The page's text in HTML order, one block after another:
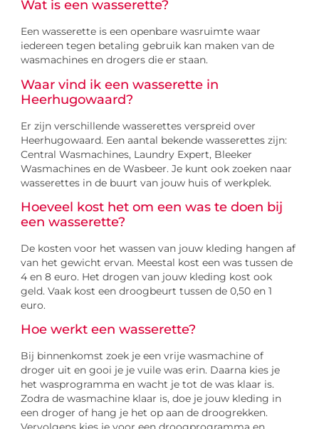
Wat is een wasserette?
Een wasserette is een openbare wasruimte waar
iedereen tegen betaling gebruik kan maken van de
wasmachines en drogers die er staan.
Waar vind ik een wasserette in
Heerhugowaard?
Er zijn verschillende wasserettes verspreid over
Heerhugowaard. Een aantal bekende wasserettes zijn:
Central Wasmachines, Laundry Expert, Bleeker
Wasmachines en de Wasbeer. Je kunt ook zoeken naar
wasserettes in de buurt van jouw huis of werkplek.
Hoeveel kost het om een was te doen bij
een wasserette?
De kosten voor het wassen van jouw kleding hangen af
van het gewicht ervan. Meestal kost een was tussen de
4 en 8 euro. Het drogen van jouw kleding kost ook
geld. Vaak kost een droogbeurt tussen de 0,50 en 1
euro.
Hoe werkt een wasserette?
Bij binnenkomst zoek je een vrije wasmachine of
droger uit en gooi je je vuile was erin. Daarna kies je
het wasprogramma en wacht je tot de was klaar is.
Zodra de wasmachine klaar is, doe je jouw kleding in
een droger of hang je het op aan de droogrekken.